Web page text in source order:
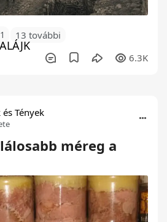
13 további
6.3K
Tények
méreg a